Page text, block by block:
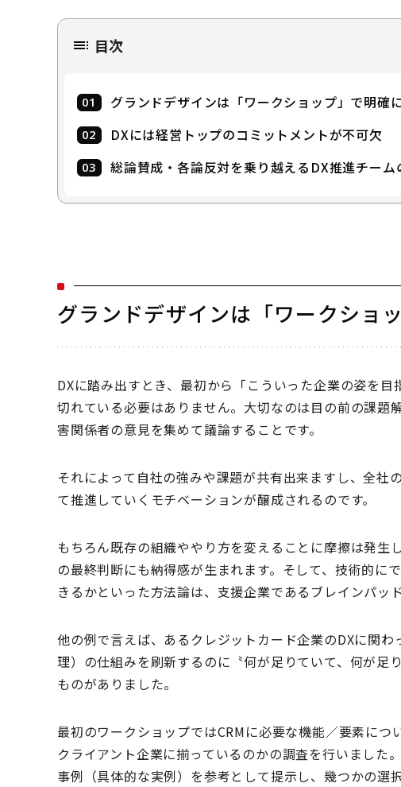
目次
グランドデザインは「ワークショップ」で明確
DXには経営トップのコミットメントが不可欠
総論賛成・各論反対を乗り越えるDX推進チー
グランドデザインは「ワークショ
DXに踏み出すとき、最初から「こういった企業の姿を
切れている必要はありません。大切なのは目の前の課題
害関係者の意見を集めて議論することです。
それによって自社の強みや課題が共有出来ますし、全社
て推進していくモチベーションが醸成されるのです。
もちろん既存の組織ややり方を変えることに摩擦は発生
の最終判断にも納得感が生まれます。そして、技術的に
きるかといった方法論は、支援企業であるブレインパッ
他の例で言えば、あるクレジットカード企業のDXに関
理）の仕組みを刷新するのに〝何が足りていて、何が足
ものがありました。
最初のワークショップではCRMに必要な機能／要素に
クライアント企業に揃っているのかの調査を行いました
事例（具体的な実例）を参考として提示し、幾つかの選